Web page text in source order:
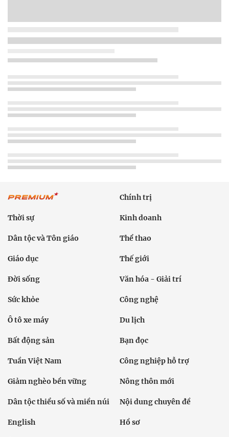
Chính trị
Thời sự Kinh doanh
Dân tộc và Tôn giáo Thể thao
Giáo dục Thế giới
Đời sống Văn hóa - Giải trí
Sức khỏe Công nghệ
Ô tô xe máy Du lịch
Bất động sản Bạn đọc
Tuần Việt Nam Công nghiệp hỗ trợ
Giảm nghèo bền vững Nông thôn mới
Dân tộc thiểu số và miền núi Nội dung chuyên đề
English Hồ sơ